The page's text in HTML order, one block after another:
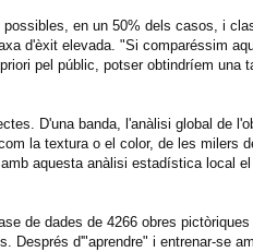
en un 50% dels casos, i
d'èxit elevada. "Si comparéssim
pel públic, potser obtindríem
D'una banda, l'anàlisi global de
la textura o el color, de les milers
aquesta anàlisi estadística local
de dades de 4266 obres
Després d'"aprendre" i entrenar-se